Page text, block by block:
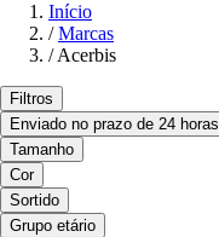
Início
/ Marcas
/Acerbis
Filtros
Enviado no prazo de 24 horas
Tamanho
Cor
Sortido
Grupo etário